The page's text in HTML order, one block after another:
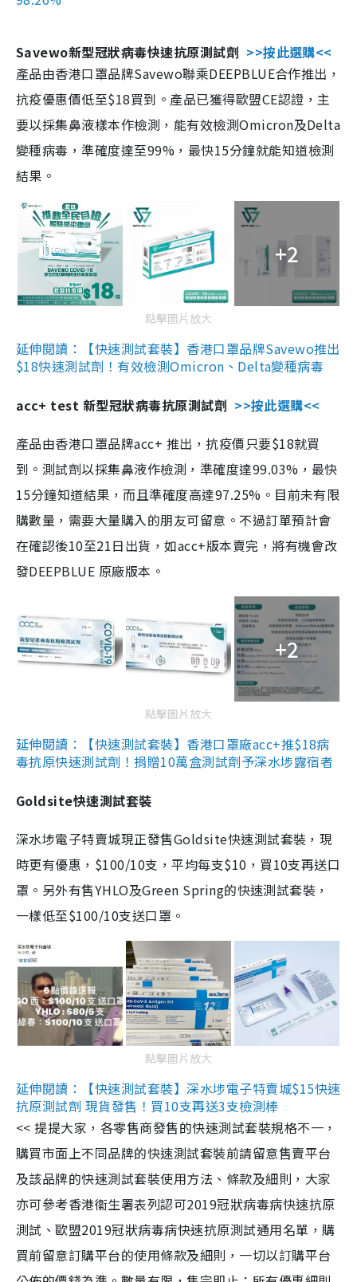
Savewo新型冠狀病毒快速抗原測試劑 >>按此選購<<
產品由香港口罩品牌Savewo聯乘DEEPBLUE合作推出，
抗疫優惠價低至$18買到。產品已獲得歐盟CE認證，主
要以採集鼻液樣本作檢測，能有效檢測Omicron及Delta
變種病毒，準確度達至99%，最快15分鐘就能知道檢測
結果。
+2
點擊圖片放大
延伸閱讀：【快速測試套裝】香港口罩品牌Savewo推出
$18快速測試劑！有效檢測Omicron、Delta變種病毒
acc+ test 新型冠狀病毒抗原測試劑 >>按此選購<<
產品由香港口罩品牌acc+ 推出，抗疫價只要$18就買
到。測試劑以採集鼻液作檢測，準確度達99.03%，最快
15分鐘知道結果，而且準確度高達97.25%。目前未有限
購數量，需要大量購入的朋友可留意。不過訂單預計會
在確認後10至21日出貨，如acc+版本賣完，將有機會改
發DEEPBLUE 原廠版本。
+2
點擊圖片放大
延伸閱讀：【快速測試套裝】香港口罩廠acc+推$18病
毒抗原快速測試劑！捐贈10萬盒測試劑予深水埗露宿者
Goldsite快速測試套裝
深水埗電子特賣城現正發售Goldsite快速測試套裝，現
時更有優惠，$100/10支，平均每支$10，買10支再送口
罩。另外有售YHLO及Green Spring的快速測試套裝，
一樣低至$100/10支送口罩。
點擊圖片放大
延伸閱讀：【快速測試套裝】深水埗電子特賣城$15快速
抗原測試劑 現貨發售！買10支再送3支檢測棒
<< 提提大家，各零售商發售的快速測試套裝規格不一，
購買市面上不同品牌的快速測試套裝前請留意售賣平台
及該品牌的快速測試套裝使用方法、條款及細則，大家
亦可參考香港衞生署表列認可2019冠狀病毒病快速抗原
測試、歐盟2019冠狀病毒病快速抗原測試通用名單，購
買前留意訂購平台的使用條款及細則，一切以訂購平台